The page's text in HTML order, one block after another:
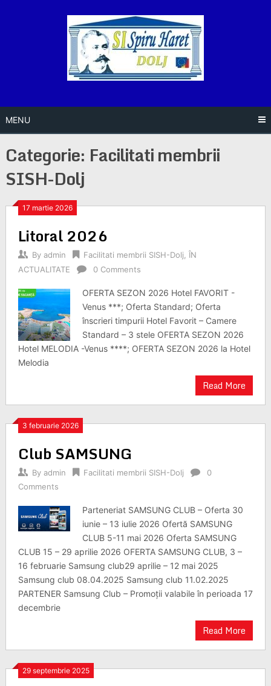
MENU
Categorie: Facilitati membrii
SISH-Dolj
17 martie 2026
Litoral 2026
By admin Facilitati membrii SISH-Dolj ÎN
ACTUALITATE
0 Comments
OFERTA SEZON 2026 Hotel FAVORIT -
Venus ***; Oferta Standard; Oferta
înscrieri timpurii Hotel Favorit – Camere
Standard – 3 stele OFERTA SEZON 2026
Hotel MELODIA -Venus ****; OFERTA SEZON 2026 la Hotel
Melodia
Read More
3 februarie 2026
Club SAMSUNG
By admin Facilitati membrii SISH-Dolj
0
Comments
Parteneriat SAMSUNG CLUB – Oferta 30
iunie – 13 iulie 2026 Ofertă SAMSUNG
CLUB 5-11 mai 2026 Oferta SAMSUNG
CLUB 15 – 29 aprilie 2026 OFERTA SAMSUNG CLUB, 3 –
16 februarie Samsung club29 aprilie – 12 mai 2025
Samsung club 08.04.2025 Samsung club 11.02.2025
PARTENER Samsung Club – Promoții valabile în perioada 17
decembrie
Read More
29 septembrie 2025
Posts
navigation